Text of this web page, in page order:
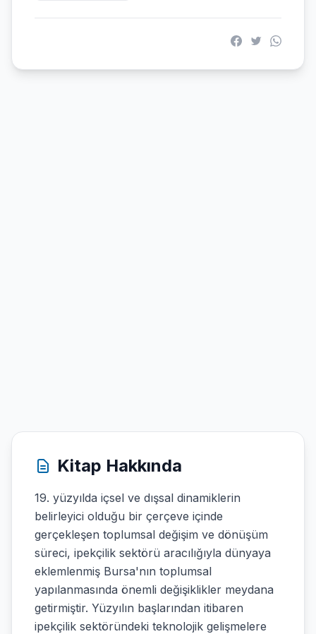
Kitap Hakkında
19. yüzyılda içsel ve dışsal dinamiklerin
belirleyici olduğu bir çerçeve içinde
gerçekleşen toplumsal değişim ve dönüşüm
süreci, ipekçilik sektörü aracılığıyla dünyaya
eklemlenmiş Bursa'nın toplumsal
yapılanmasında önemli değişiklikler meydana
getirmiştir. Yüzyılın başlarından itibaren
ipekçilik sektöründeki teknolojik gelişmelere